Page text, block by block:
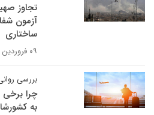
تجاوز
آزمون
ساختاری
۰۹ فروردین ۱۴۰۵
بررسی
چرا برخی
به